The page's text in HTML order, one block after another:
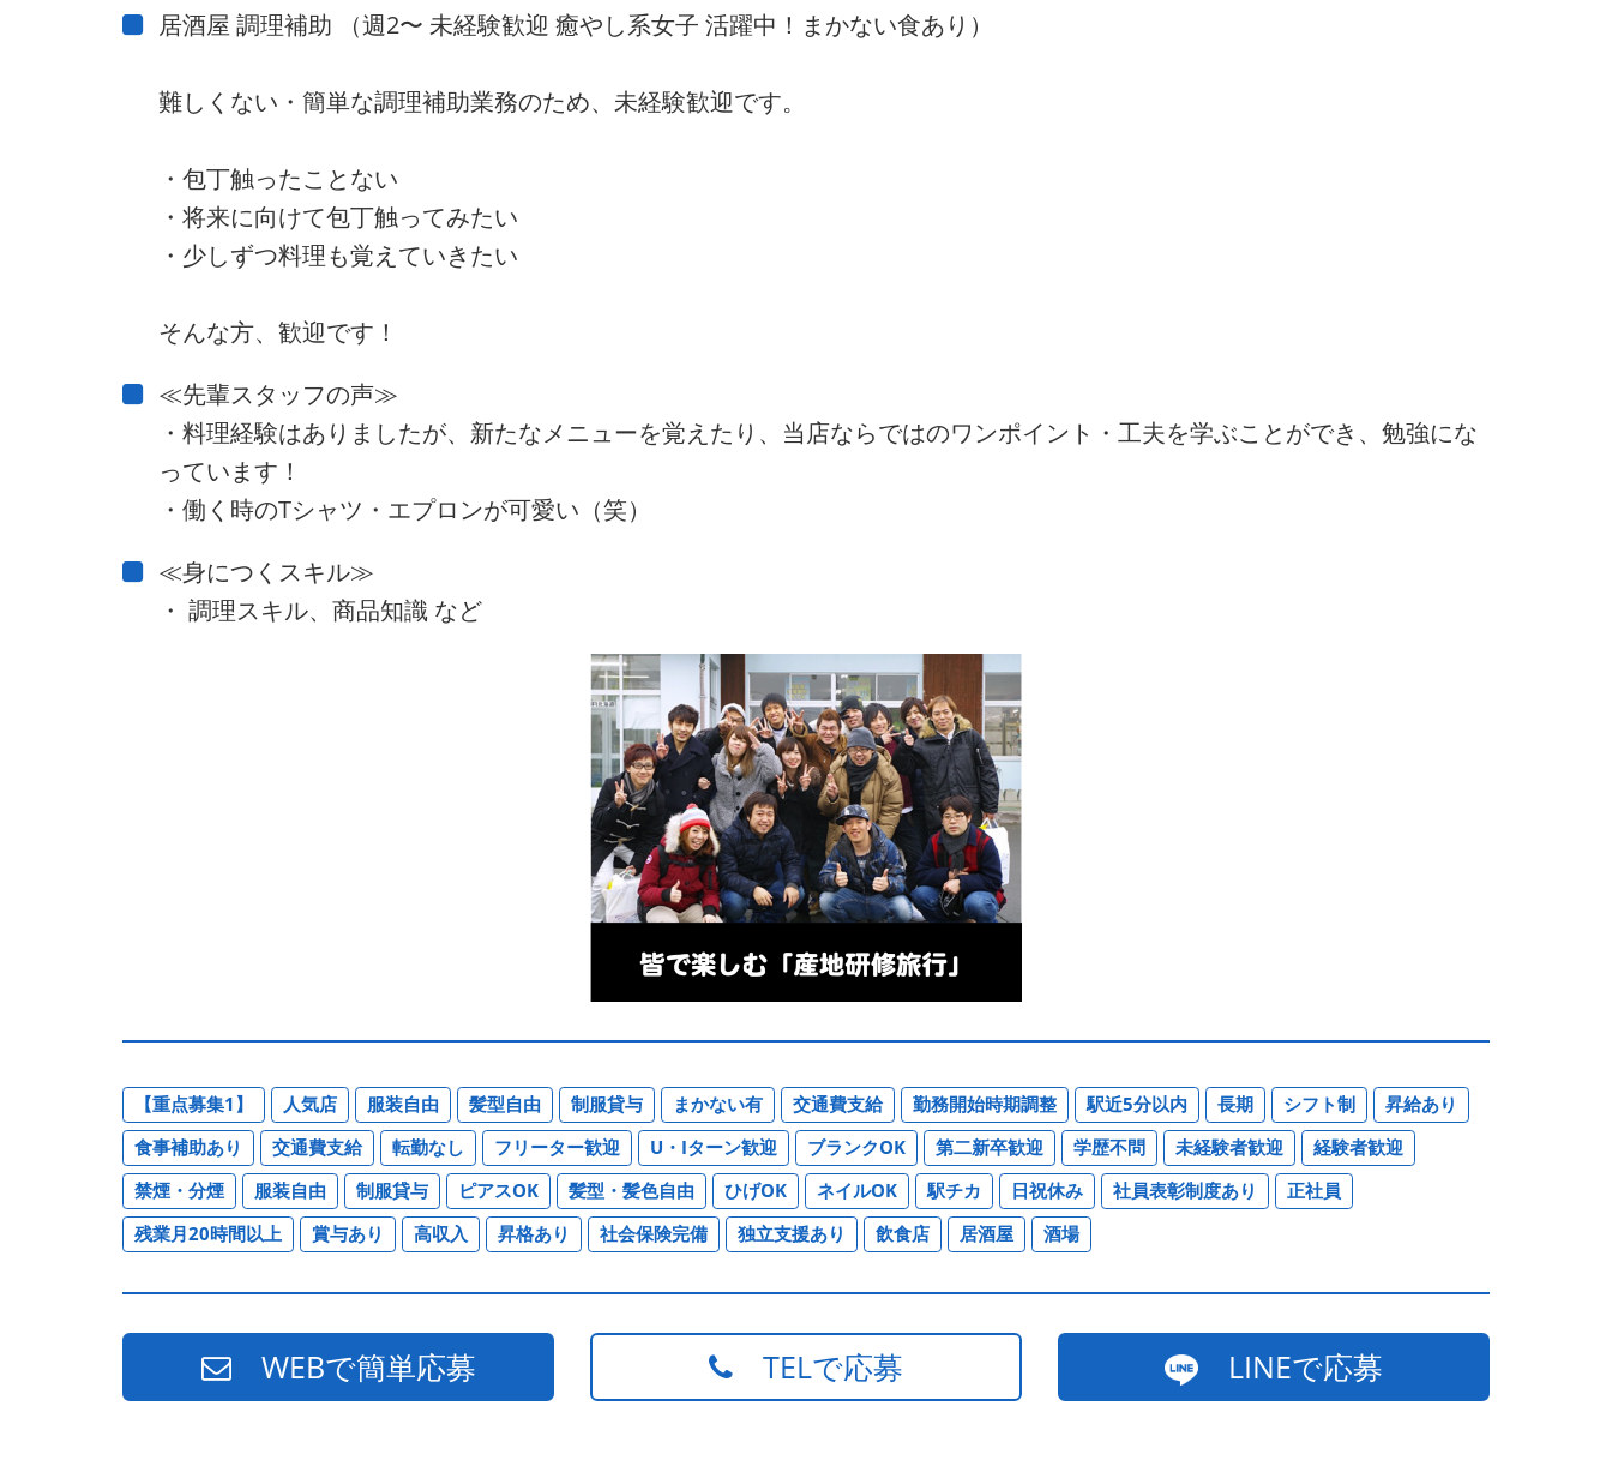
居酒屋 調理補助 （週2〜 未経験歓迎 癒やし系女子 活躍中！まかない食あり）
難しくない・簡単な調理補助業務のため、未経験歓迎です。
・包丁触ったことない
・将来に向けて包丁触ってみたい
・少しずつ料理も覚えていきたい
そんな方、歓迎です！
≪先輩スタッフの声≫
・料理経験はありましたが、新たなメニューを覚えたり、当店ならではのワンポイント・工夫を学ぶことができ、勉強にな
っています！
・働く時のTシャツ・エプロンが可愛い（笑）
≪身につくスキル≫
・ 調理スキル、商品知識 など
【重点募集1】 人気店 服装自由 髪型自由 制服貸与 まかない有 交通費支給 勤務開始時期調整 駅近5分以内 長期 シフト制
昇給あり
食事補助あり
交通費支給 転勤なし フリーター歓迎 U・Iターン歓迎 ブランクOK 第二新卒歓迎 学歴不問 未経験者歓迎
経験者歓迎
禁煙・分煙
服装自由 制服貸与 ピアスOK 髪型・髪色自由 ひげOK ネイルOK 駅チカ 日祝休み 社員表彰制度あり
正社員
残業月20時間以上
賞与あり 高収入 昇格あり 社会保険完備 独立支援あり 飲食店 居酒屋 酒場
WEBで簡単応募 TELで応募 LINEで応募